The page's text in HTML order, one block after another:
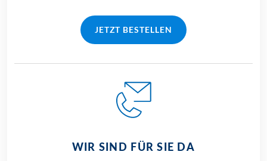
JETZT BESTELLEN
WIR SIND FÜR SIE DA